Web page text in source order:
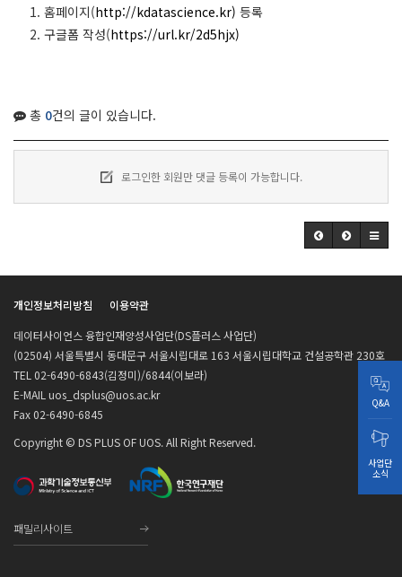
1. 홈페이지(http://kdatascience.kr) 등록
2. 구글폼 작성(https://url.kr/2d5hjx)
총 0건의 글이 있습니다.
로그인한 회원만 댓글 등록이 가능합니다.
데이터사이언스 융합인재양성사업단(DS플러스 사업단)
(02504) 서울특별시 동대문구 서울시립대로 163 서울시립대학교 건설공학관 230호
TEL 02-6490-6843(김정미)/6844(이보라)
E-MAIL uos_dsplus@uos.ac.kr
Fax 02-6490-6845
Copyright © DS PLUS OF UOS. All Right Reserved.
개인정보처리방침 이용약관
패밀리사이트
Q&A
사업단
소식